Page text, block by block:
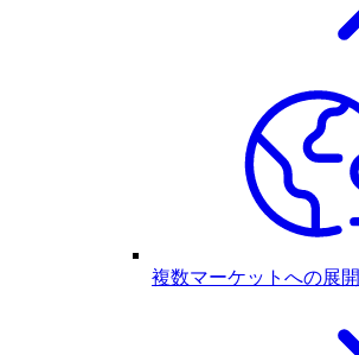
複数マーケットへの展開